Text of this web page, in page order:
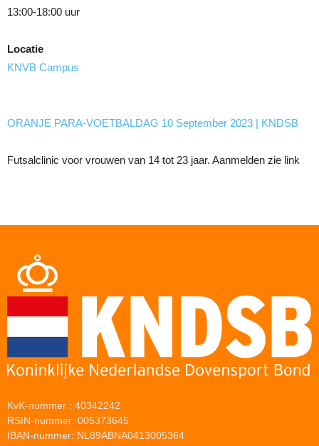
13:00-18:00 uur
Locatie
KNVB Campus
ORANJE PARA-VOETBALDAG 10 September 2023 | KNDSB
Futsalclinic voor vrouwen van 14 tot 23 jaar. Aanmelden zie link
KvK-nummer : 40342242
RSIN-nummer: 005373645
IBAN-nummer: NL89ABNA0413005364